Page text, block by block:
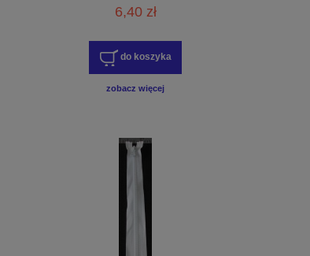
6,40 zł
do koszyka
zobacz więcej